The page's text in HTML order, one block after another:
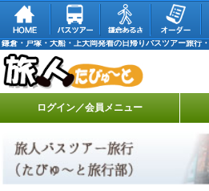
鎌倉・戸塚・大船・上大岡発着の日帰りバスツアー旅行
ログイン／会員メニュー